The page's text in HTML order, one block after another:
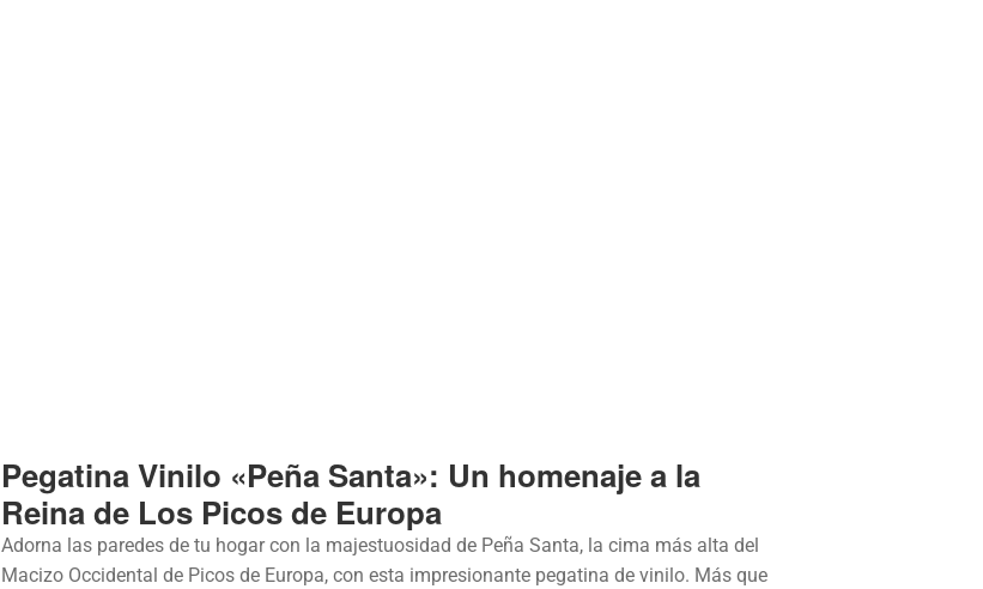
Pegatina Vinilo «Peña Santa»: Un homenaje a la
Reina de Los Picos de Europa
Adorna las paredes de tu hogar con la majestuosidad de Peña Santa, la cima más alta del
Macizo Occidental de Picos de Europa, con esta impresionante pegatina de vinilo. Más que